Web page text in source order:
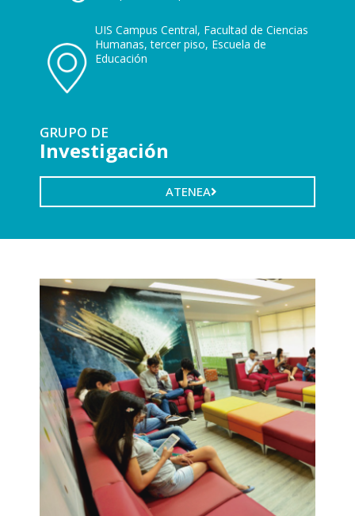
UIS Campus Central, Facultad de Ciencias
Humanas, tercer piso, Escuela de
Educación
GRUPO DE
Investigación
ATENEA